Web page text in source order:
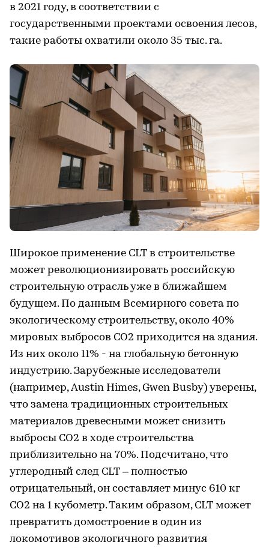
в 2021 году, в соответствии с
государственными проектами освоения лесов,
такие работы охватили около 35 тыс. га.
Широкое применение CLT в строительстве
может революционизировать российскую
строительную отрасль уже в ближайшем
будущем. По данным Всемирного совета по
экологическому строительству, около 40%
мировых выбросов СО2 приходится на здания.
Из них около 11% - на глобальную бетонную
индустрию. Зарубежные исследователи
(например, Austin Himes, Gwen Busby) уверены,
что замена традиционных строительных
материалов древесными может снизить
выбросы СО2 в ходе строительства
приблизительно на 70%. Подсчитано, что
углеродный след CLT – полностью
отрицательный, он составляет минус 610 кг
СО2 на 1 кубометр. Таким образом, CLT может
превратить домостроение в один из
локомотивов экологичного развития